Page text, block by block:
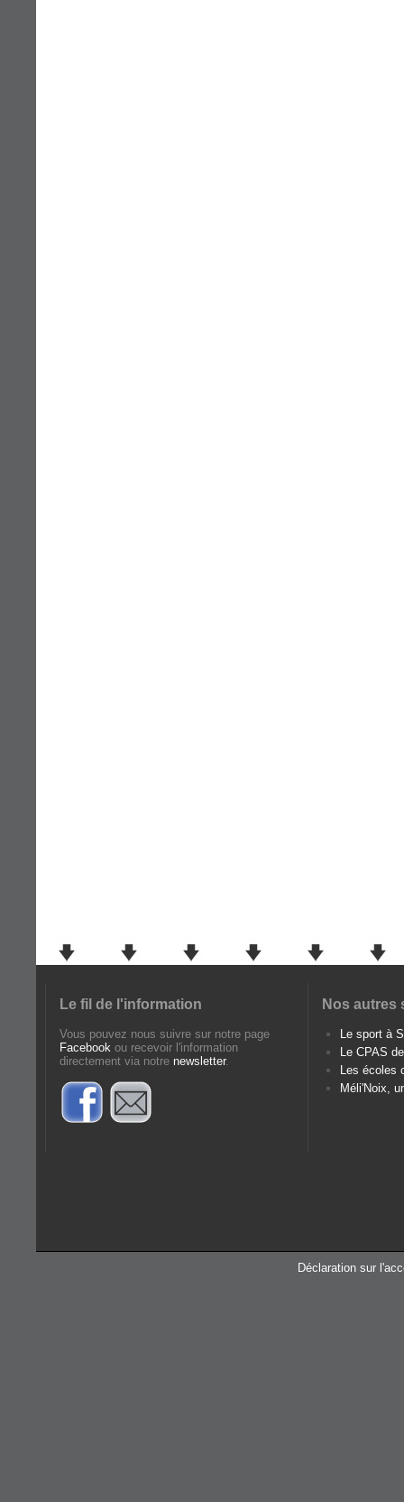
Le fil de l'information
Vous pouvez nous suivre sur notre page
Facebook ou recevoir l'information
directement via notre newsletter.
Nos autres
Le sport à
Le CPAS
Les écoles
Méli'Noix,
Déclaration sur